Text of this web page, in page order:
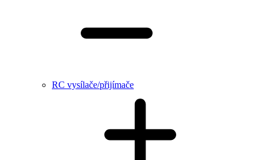
RC vysílače/přijímače